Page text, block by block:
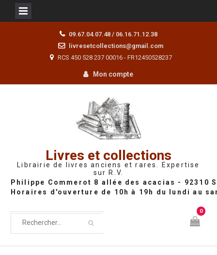
09.67.04.07.48 / 06.16.71.12.38
livresetcollections@gmail.com
RCS 450 528 237 00016 - FR12450528237
Mon compte
Livres et collections
Librairie de livres anciens et rares. Expertise
sur R.V.
0